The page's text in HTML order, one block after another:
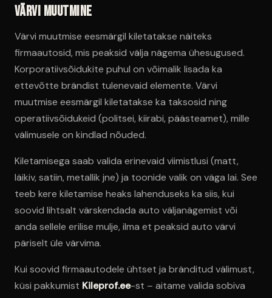
Värvi muutmine
Värvi muutmise eesmärgil kiletatakse näiteks
firmaautosid, mis peaksid välja nägema ühesugused.
Korporatiivsõidukite puhul on võimalik lisada ka
ettevõtte brändist tulenevaid elemente. Värvi
muutmise eesmärgil kiletatakse ka taksosid ning
operatiivsõidukeid (politsei, kiirabi, päästeamet), mille
välimusele on kindlad nõuded.
Kiletamisega saab valida erinevaid viimistlusi (matt,
läikiv, satiin, metallik jne) ja toonide valik on väga lai. See
teeb kere kiletamise heaks lahenduseks ka siis, kui
soovid lihtsalt värskendada auto väljanägemist või
anda sellele erilise mulje, ilma et peaksid auto värvi
päriselt üle värvima.
Kui soovid firmaautodele ühtset ja bränditud välimust,
küsi pakkumist Kileprof.ee-st – aitame valida sobiva